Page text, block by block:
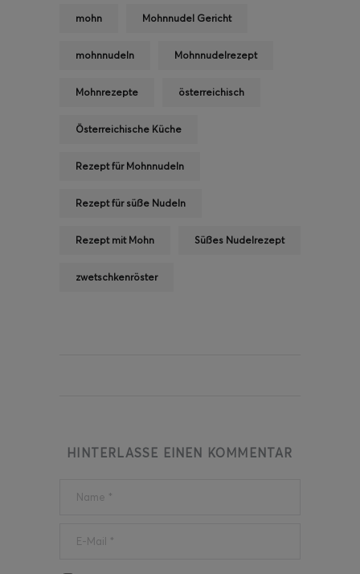
mohn Mohnnudel Gericht
mohnnudeln Mohnnudelrezept
Mohnrezepte österreichisch
Österreichische Küche
Rezept für Mohnnudeln
Rezept für süße Nudeln
Rezept mit Mohn Süßes Nudelrezept
zwetschkenröster
HINTERLASSE EINEN KOMMENTAR